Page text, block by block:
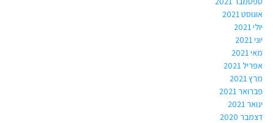
אוגוסט 2021
יולי 2021
יוני 2021
מאי 2021
אפריל 2021
מרץ 2021
פברואר 2021
ינואר 2021
דצמבר 2020